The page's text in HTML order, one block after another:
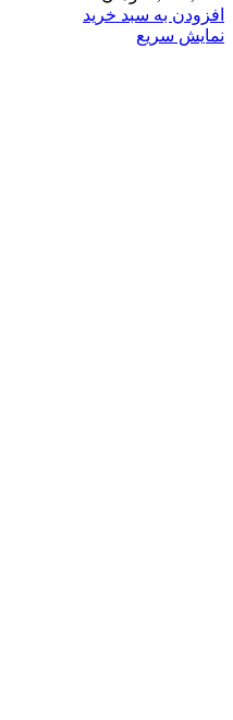
افزودن به سبد خرید
نمایش سریع